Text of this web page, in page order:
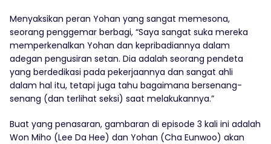
Menyaksikan peran Yohan yang sangat memesona,
seorang penggemar berbagi, “Saya sangat suka mereka
memperkenalkan Yohan dan kepribadiannya dalam
adegan pengusiran setan. Dia adalah seorang pendeta
yang berdedikasi pada pekerjaannya dan sangat ahli
dalam hal itu, tetapi juga tahu bagaimana bersenang-
senang (dan terlihat seksi) saat melakukannya.”
Buat yang penasaran, gambaran di episode 3 kali ini adalah
Won Miho (Lee Da Hee) dan Yohan (Cha Eunwoo) akan